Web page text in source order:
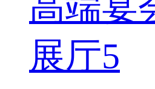
展厅5